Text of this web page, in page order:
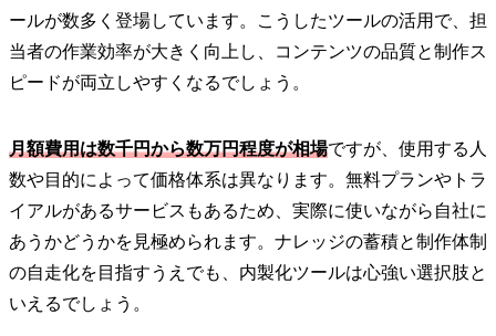
ールが数多く登場しています。こうしたツールの活用で、担
当者の作業効率が大きく向上し、コンテンツの品質と制作ス
ピードが両立しやすくなるでしょう。
月額費用は数千円から数万円程度が相場ですが、使用する人
数や目的によって価格体系は異なります。無料プランやトラ
イアルがあるサービスもあるため、実際に使いながら自社に
あうかどうかを見極められます。ナレッジの蓄積と制作体制
の自走化を目指すうえでも、内製化ツールは心強い選択肢と
いえるでしょう。